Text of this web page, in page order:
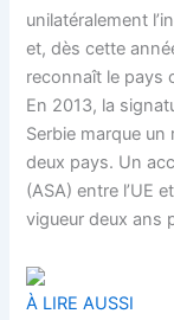
unilatéralement
et, dès cette
reconnaît le pays
En 2013, la
Serbie marque
deux pays. Un
(ASA) entre l’UE
vigueur deux ans
À LIRE AUSSI